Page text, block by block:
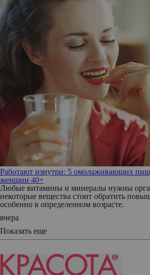
Работают изнутри: 5 омолаживающих
женщин 40+
Любые витамины и минералы нужны
некоторые вещества стоит обратить
особенно в определенном возрасте.
вчера
Показать еще